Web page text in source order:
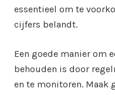
essentieel om te
cijfers belandt.
Een goede manier om
behouden is door
en te monitoren. Maak